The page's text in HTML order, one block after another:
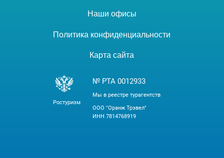
Наши офисы
Политика конфиденциальности
Карта сайта
ООО "Оранж Трэвел"
ИНН 7814768919
Мы в реестре турагентств
Ростуризм
№ РТА 0012933